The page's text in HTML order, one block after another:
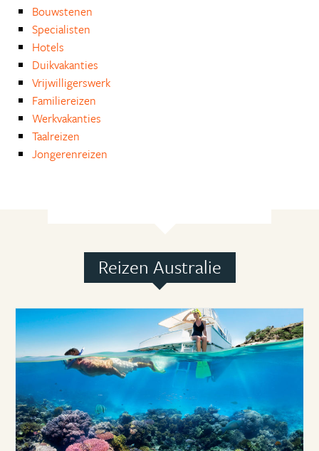
Bouwstenen
Specialisten
Hotels
Duikvakanties
Vrijwilligerswerk
Familiereizen
Werkvakanties
Taalreizen
Jongerenreizen
Reizen Australie